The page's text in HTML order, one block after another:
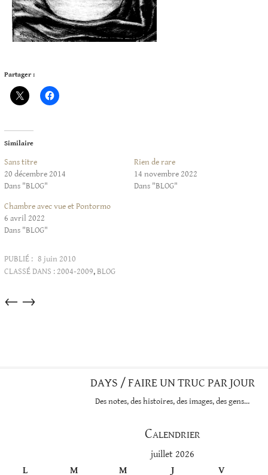
Partager :
Similaire
Sans titre
20 décembre 2014
Dans "BLOG"
Rien de rare
14 novembre 2022
Dans "BLOG"
Chambre avec vue et Pontormo
6 avril 2022
Dans "BLOG"
PUBLIÉ : 8 juin 2010
CLASSÉ DANS : 2004-2009,BLOG
Articles
→
←
DAYS / FAIRE UN TRUC PAR JOUR
Des notes, des histoires, des images, des gens…
Calendrier
juillet 2026
L
M M J V